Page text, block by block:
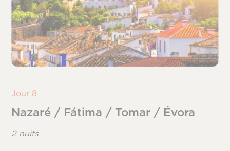
Jour 8
Nazaré / Fátima / Tomar / Évora
2 nuits